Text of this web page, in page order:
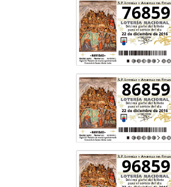
76859
86859
96859